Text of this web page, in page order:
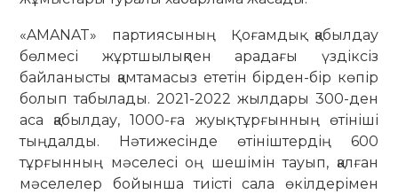
«AMANAT» партиясының Қоғамдық қабылдау
бөлмесі жұртшылықпен арадағы үздіксіз
байланысты қамтамасыз ететін бірден-бір көпір
болып табылады. 2021-2022 жылдары 300-ден
аса қабылдау, 1000-ға жуық тұрғынның өтініші
тыңдалды. Нәтижесінде өтініштердің 600
тұрғынның мәселесі оң шешімін тауып, қалған
мәселелер бойынша тиісті сала өкілдерімен